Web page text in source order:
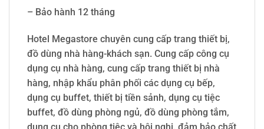
– Bảo hành 12 tháng
Hotel Megastore chuyên cung cấp trang thiết bị,
đồ dùng nhà hàng-khách sạn. Cung cấp công cụ
dụng cụ nhà hàng, cung cấp trang thiết bị nhà
hàng, nhập khẩu phân phối các dụng cụ bếp,
dụng cụ buffet, thiết bị tiền sảnh, dụng cụ tiệc
buffet, đồ dùng phòng ngủ, đồ dùng phòng tắm,
dụng cụ cho phòng tiệc và hội nghị, đảm bảo chất